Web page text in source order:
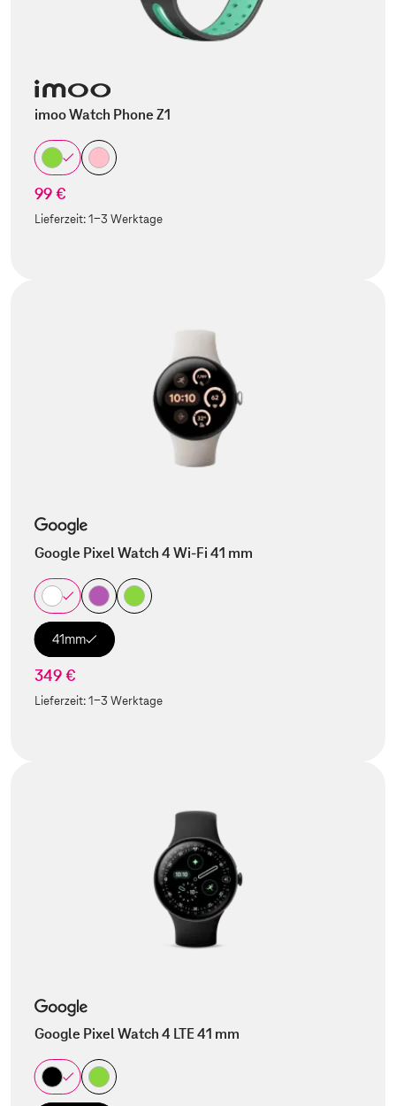
imoo Watch Phone Z1
99 €
Lieferzeit:1-3 Werktage
Google Pixel Watch 4 Wi-Fi 41 mm
41mm
349 €
Lieferzeit:1-3 Werktage
Google Pixel Watch 4 LTE 41 mm